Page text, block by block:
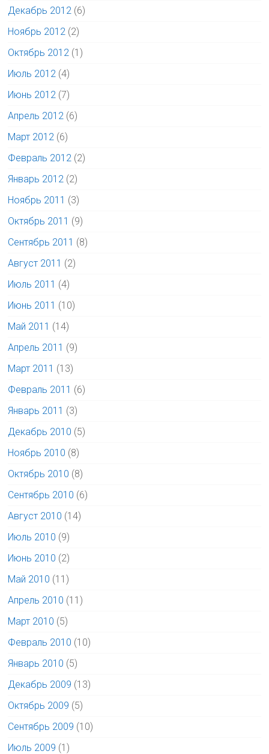
Декабрь 2012 (6)
Ноябрь 2012 (2)
Октябрь 2012 (1)
Июль 2012 (4)
Июнь 2012 (7)
Апрель 2012 (6)
Март 2012 (6)
Февраль 2012 (2)
Январь 2012 (2)
Ноябрь 2011 (3)
Октябрь 2011 (9)
Сентябрь 2011 (8)
Август 2011 (2)
Июль 2011 (4)
Июнь 2011 (10)
Май 2011 (14)
Апрель 2011 (9)
Март 2011 (13)
Февраль 2011 (6)
Январь 2011 (3)
Декабрь 2010 (5)
Ноябрь 2010 (8)
Октябрь 2010 (8)
Сентябрь 2010 (6)
Август 2010 (14)
Июль 2010 (9)
Июнь 2010 (2)
Май 2010 (11)
Апрель 2010 (11)
Март 2010 (5)
Февраль 2010 (10)
Январь 2010 (5)
Декабрь 2009 (13)
Октябрь 2009 (5)
Сентябрь 2009 (10)
Июль 2009 (1)